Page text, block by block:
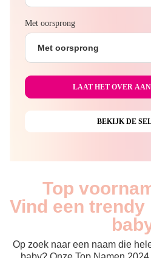
Met oorsprong
Met oorsprong
Top
Vind een trendy
Op zoek naar een naam die